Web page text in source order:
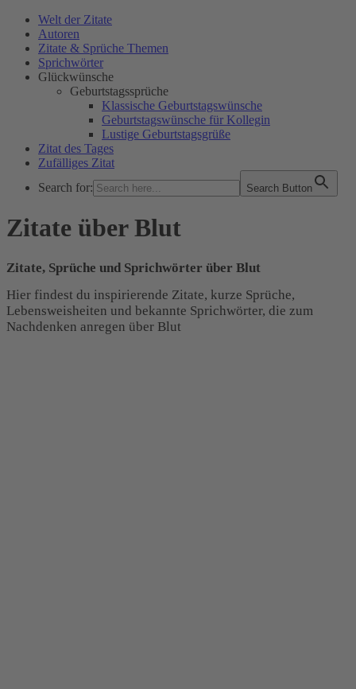
Welt der Zitate
Autoren
Zitate & Sprüche Themen
Sprichwörter
Glückwünsche
Geburtstagssprüche
Klassische Geburtstagswünsche
Geburtstagswünsche für Kollegin
Lustige Geburtstagsgrüße
Zitat des Tages
Zufälliges Zitat
Search for:
Search Button
WELT DER ZITATE
Zitate über Blut
Zitate, Sprüche und Sprichwörter über Blut
Hier findest du inspirierende Zitate, kurze Sprüche,
Lebensweisheiten und bekannte Sprichwörter, die zum
Nachdenken anregen über Blut